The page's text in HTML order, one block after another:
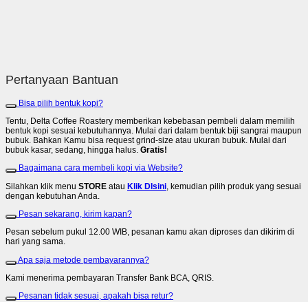
Pertanyaan Bantuan
Bisa pilih bentuk kopi?
Tentu, Delta Coffee Roastery memberikan kebebasan pembeli dalam memilih
bentuk kopi sesuai kebutuhannya. Mulai dari dalam bentuk biji sangrai maupun
bubuk. Bahkan Kamu bisa request grind-size atau ukuran bubuk. Mulai dari
bubuk kasar, sedang, hingga halus. Gratis!
Bagaimana cara membeli kopi via Website?
Silahkan klik menu STORE atau Klik DIsini , kemudian pilih produk yang sesuai
dengan kebutuhan Anda.
Pesan sekarang, kirim kapan?
Pesan sebelum pukul 12.00 WIB, pesanan kamu akan diproses dan dikirim di
hari yang sama.
Apa saja metode pembayarannya?
Kami menerima pembayaran Transfer Bank BCA, QRIS.
Pesanan tidak sesuai, apakah bisa retur?